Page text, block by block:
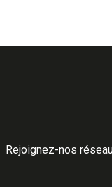
Rejoignez-nos